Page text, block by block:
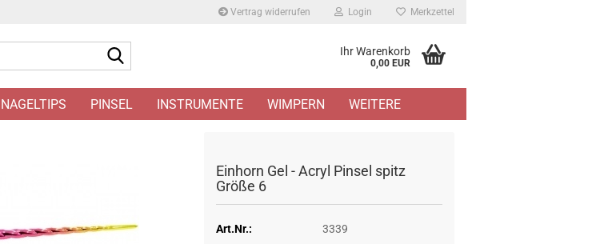
Vertrag widerrufen Login Merkzettel
Ihr Warenkorb
0,00 EUR
NAGELTIPS PINSEL INSTRUMENTE WIMPERN WEITERE
Einhorn Gel - Acryl Pinsel spitz
Größe 6
Art.Nr.:
3339